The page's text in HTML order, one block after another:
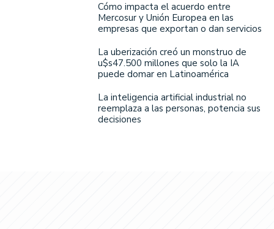
Cómo impacta el acuerdo entre
Mercosur y Unión Europea en las
empresas que exportan o dan servicios
La uberización creó un monstruo de
u$s47.500 millones que solo la IA
puede domar en Latinoamérica
La inteligencia artificial industrial no
reemplaza a las personas, potencia sus
decisiones